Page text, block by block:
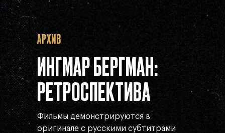
АРХИВ
ИНГМАР БЕРГМАН:
РЕТРОСПЕКТИВА
Фильмы демонстрируются в
оригинале с русскими субтитрами